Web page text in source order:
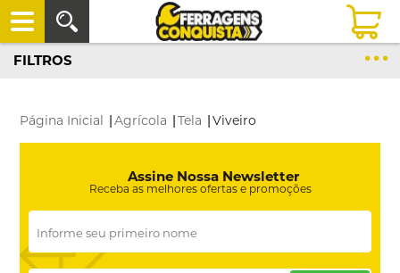
Página Inicial |Agrícola |Tela |Viveiro
FILTROS
Assine Nossa Newsletter
Receba as melhores ofertas e promoções